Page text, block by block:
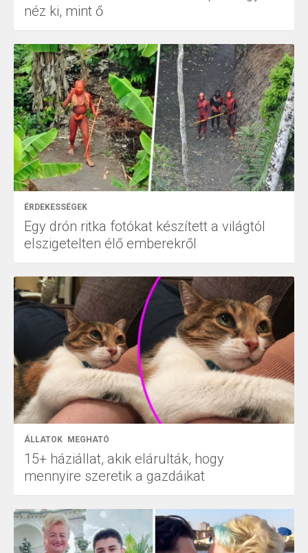
néz ki, mint ő
ÉRDEKESSÉGEK
Egy drón ritka fotókat készített a világtól
elszigetelten élő emberekről
ÁLLATOK MEGHATÓ
15+ háziállat, akik elárulták, hogy
mennyire szeretik a gazdáikat